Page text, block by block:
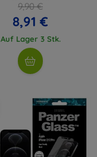
9,90 €
8,91 €
Auf Lager 3 Stk.